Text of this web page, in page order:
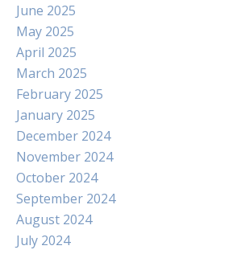
June 2025
May 2025
April 2025
March 2025
February 2025
January 2025
December 2024
November 2024
October 2024
September 2024
August 2024
July 2024